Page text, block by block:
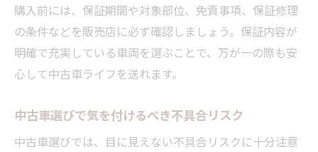
購入前には、保証期間や対象部位、免責事項、保証修理
の条件などを販売店に必ず確認しましょう。保証内容が
明確で充実している車両を選ぶことで、万が一の際も安
心して中古車ライフを送れます。
中古車選びで気を付けるべき不具合リスク
中古車選びでは、目に見えない不具合リスクに十分注意